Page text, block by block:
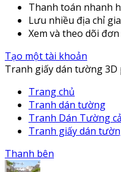
Thanh toán nhanh
Lưu nhiều địa chỉ
Xem và theo dõi
Tạo một tài khoản
Tranh giấy dán tường 3D
Trang chủ
Tranh dán tường
Tranh Dán Tường
Tranh giấy dán
Thanh bên